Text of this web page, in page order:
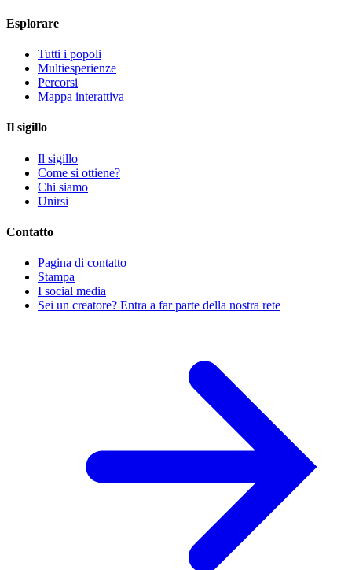
Esplorare
Tutti i popoli
Multiesperienze
Percorsi
Mappa interattiva
Il sigillo
Il sigillo
Come si ottiene?
Chi siamo
Unirsi
Contatto
Pagina di contatto
Stampa
I social media
Sei un creatore? Entra a far parte della nostra rete